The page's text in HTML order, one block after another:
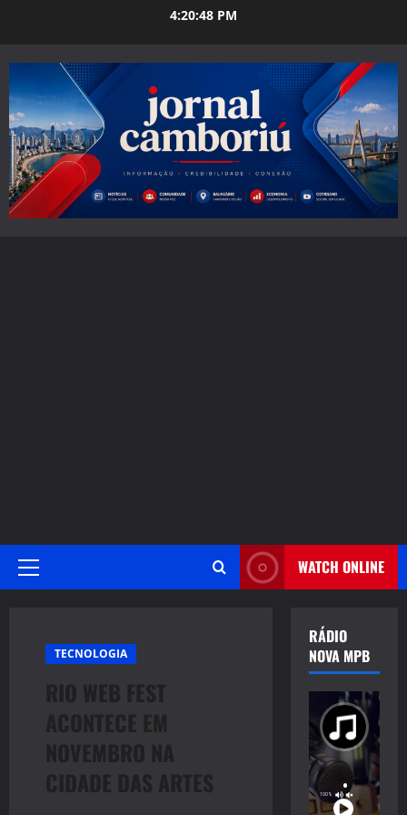
4:20:50 PM
Primary
WATCH ONLINE
TECNOLOGIA
RIO WEB FEST
ACONTECE EM
NOVEMBRO NA
CIDADE DAS ARTES
RÁDIO
NOVA MPB